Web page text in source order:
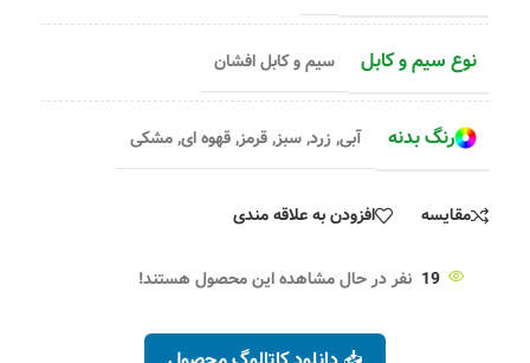
نوع سیم و کابل سیم و کابل افشان
رنگ بدنه آبی,زرد,سبز,قرمز,قهوه ای,مشکی
مقایسه افزودن به علاقه مندی
19 نفر در حال مشاهده این محصول هستند!